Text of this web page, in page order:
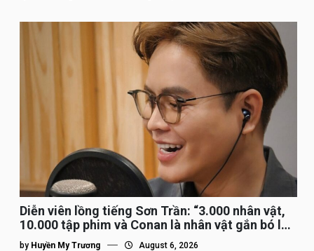
Diễn viên lồng tiếng Sơn Trần: “3.000 nhân vật,
10.000 tập phim và Conan là nhân vật gắn bó lâu
nhất”
by Huyền My Trương August 6, 2026